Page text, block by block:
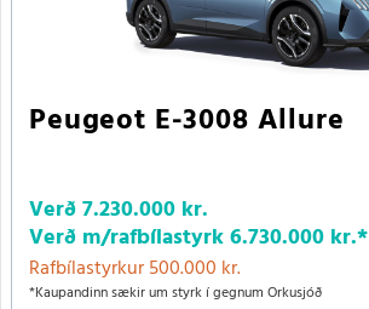
Peugeot E-3008 Allure
Verð7.230.000 kr.
Verð m/rafbílastyrk6.730.000 kr.*
Rafbílastyrkur 500.000 kr.
*Kaupandinn sækir um styrk í gegnum Orkusjóð